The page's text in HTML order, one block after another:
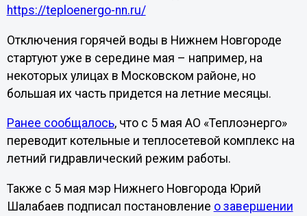
https://teploenergo-nn.ru/
Отключения горячей воды в Нижнем Новгороде
стартуют уже в середине мая – например, на
некоторых улицах в Московском районе, но
большая их часть придется на летние месяцы.
Ранее сообщалось, что с 5 мая АО «Теплоэнерго»
переводит котельные и теплосетевой комплекс на
летний гидравлический режим работы.
Также с 5 мая мэр Нижнего Новгорода Юрий
Шалабаев подписал постановление о завершении